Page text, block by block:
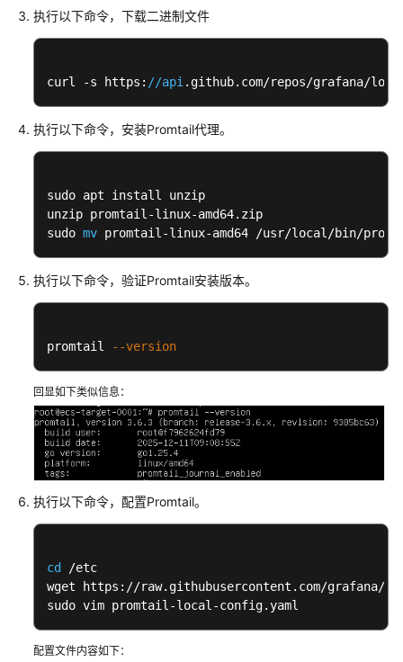
故
障
FACS
帮
助
档
下
载
用
参
考
语
执行以下命令，下载二进制文件
curl -s https: //api .github.com/repos/grafana/
执行以下命令，安装Promtail代理。
sudo apt install unzip
unzip promtail-linux-amd64.zip
sudo mv promtail-linux-amd64 /usr/local/bin/
执行以下命令，验证Promtail安装版本。
promtail --version
回显如下类似信息：
执行以下命令，配置Promtail。
cd
/etc
wget https://raw.githubusercontent.com/
sudo vim promtail-local-config.yaml
配置文件内容如下：